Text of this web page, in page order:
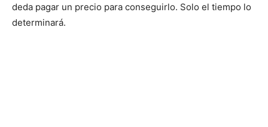
deda pagar un precio para conseguirlo. Solo el tiempo lo
determinará.